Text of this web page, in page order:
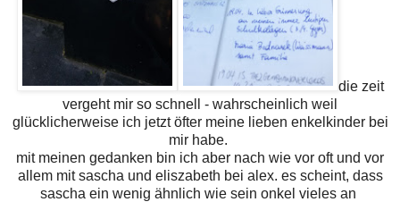
die zeit
vergeht mir so schnell - wahrscheinlich weil
glücklicherweise ich jetzt öfter meine lieben enkelkinder bei
mir habe.
mit meinen gedanken bin ich aber nach wie vor oft und vor
allem mit sascha und eliszabeth bei alex. es scheint, dass
sascha ein wenig ähnlich wie sein onkel vieles an